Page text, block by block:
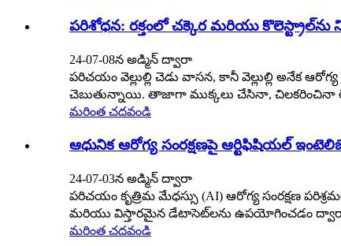
పరిశోధన: రక్తంలో చక్కెర మరియు కొలెస్ట్రాల్‌ను
24-07-08న అడ్మిన్ ద్వారా
పరిచయం వెల్లుల్లి చెడు వాసన, కానీ వెల్లుల్లి అనేక
చెబుతున్నాయి. తాజాగా ముక్కలు చేసినా, చిలకరించినా
మరింత చదవండి
ఆధునిక ఆరోగ్య సంరక్షణపై ఆర్టిఫిషియల్
24-07-03న అడ్మిన్ ద్వారా
పరిచయం కృత్రిమ మేధస్సు (AI) ఆరోగ్య సంరక్షణ
మరియు విస్తారమైన డేటాసెట్‌లను ఉపయోగించడం
మరింత చదవండి